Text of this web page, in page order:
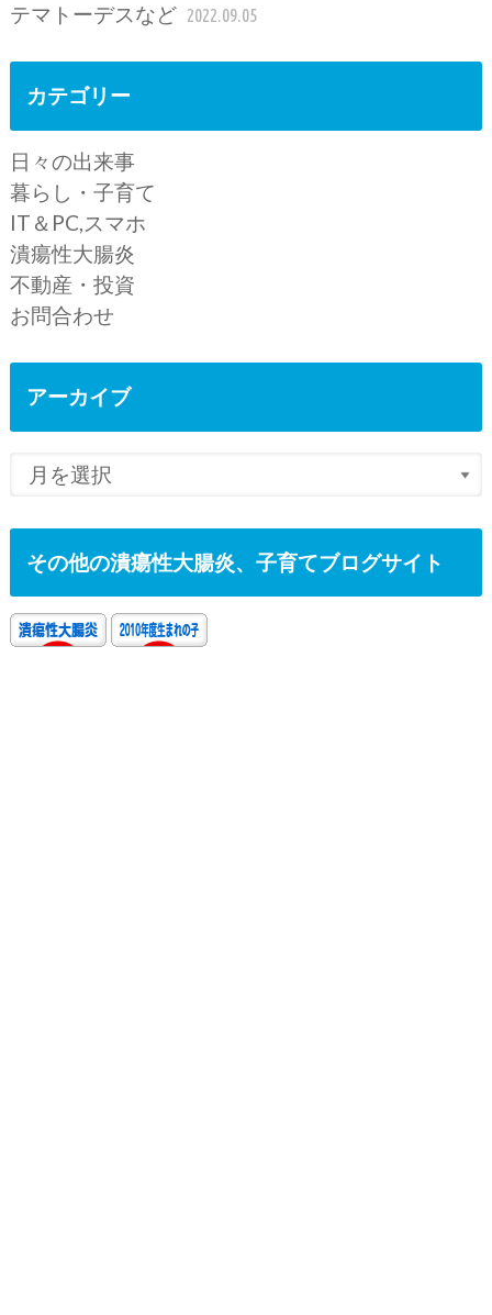
テマトーデスなど 2022.09.05
カテゴリー
日々の出来事
暮らし・子育て
IT＆PC,スマホ
潰瘍性大腸炎
不動産・投資
お問合わせ
アーカイブ
その他の潰瘍性大腸炎、子育てブログサイト